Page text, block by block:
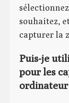
souhaitez,
capturer la
Puis-je
pour les